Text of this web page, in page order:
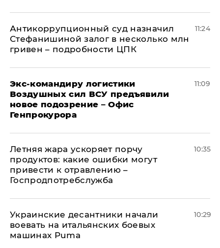
Антикоррупционный суд назначил
Стефанишиной залог в несколько млн
гривен – подробности ЦПК
11:24
Экс-командиру логистики
Воздушных сил ВСУ предъявили
новое подозрение – Офис
Генпрокурора
11:09
Летняя жара ускоряет порчу
продуктов: какие ошибки могут
привести к отравлению –
Госпродпотребслужба
10:35
Украинские десантники начали
воевать на итальянских боевых
машинах Puma
10:29